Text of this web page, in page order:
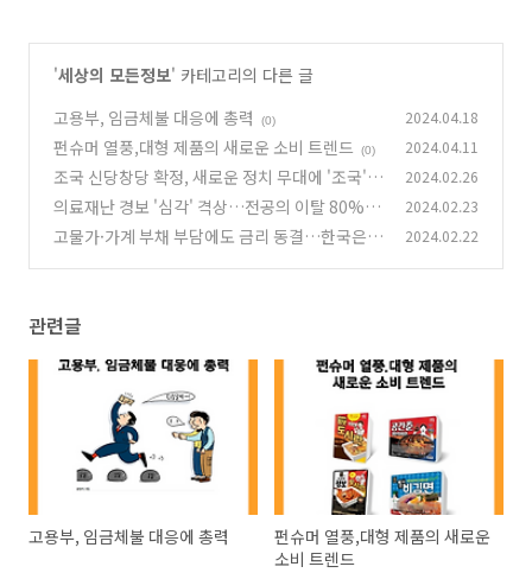
'세상의 모든정보' 카테고리의 다른 글
고용부, 임금체불 대응에 총력
(0) 2024.04.18
펀슈머 열풍,대형 제품의 새로운 소비 트렌드 (0) 2024.04.11
조국 신당창당 확정, 새로운 정치 무대에 '조국'이
라는 이름으로 나서다 (0)
2024.02.26
의료재난 경보 '심각' 격상…전공의 이탈 80% 가
능성에 대비하는 정부 대책
(0)
2024.02.23
고물가·가계 부채 부담에도 금리 동결…한국은
2024.02.22
관련글
고용부, 임금체불 대응에 총력
펀슈머 열풍,대형 제품의 새로운
소비 트렌드